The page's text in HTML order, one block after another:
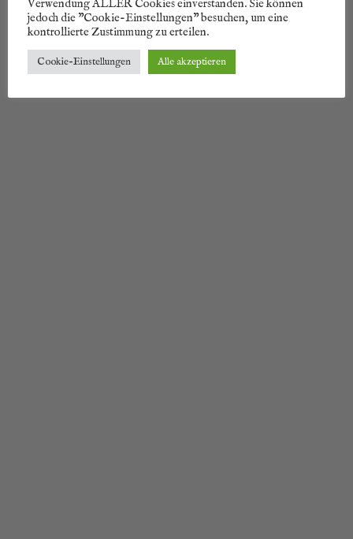
Verwendung ALLER Cookies einverstanden. Sie können
jedoch die "Cookie-Einstellungen" besuchen, um eine
kontrollierte Zustimmung zu erteilen.
Cookie-Einstellungen Alle akzeptieren